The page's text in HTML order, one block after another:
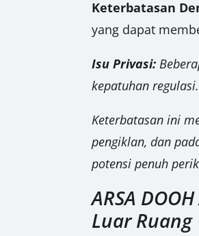
Keterbatasan
yang dapat
Isu Privasi:
kepatuhan regulasi.
Keterbatasan ini
pengiklan, dan
potensi penuh
ARSA
Luar Ruang